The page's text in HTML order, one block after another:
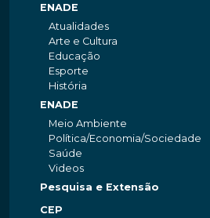
ENADE
Atualidades
Arte e Cultura
Educação
Esporte
História
ENADE
Meio Ambiente
Política/Economia/Sociedade
Saúde
Videos
Pesquisa e Extensão
CEP